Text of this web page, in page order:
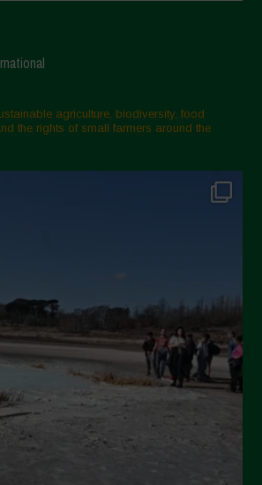
agriculture, biodiversity, food
the rights of small farmers around the